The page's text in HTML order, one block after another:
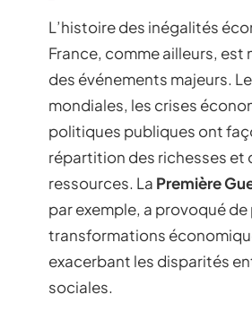
L’histoire des inégalités
France, comme ailleurs, est
des événements majeurs.
mondiales, les crises
politiques publiques ont
répartition des richesses et
ressources. La Première
par exemple, a provoqué
transformations
exacerbant les disparités
sociales.